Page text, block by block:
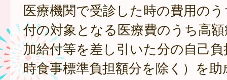
医療機関で受診した時の費用の
付の対象となる医療費のうち高
加給付等を差し引いた分の自己
時食事標準負担額分を除く）を